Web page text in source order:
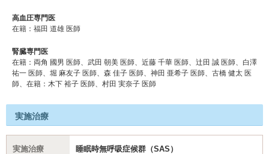
高血圧専門医
在籍：福田 道雄 医師
腎臓専門医
在籍：両角 國男 医師、武田 朝美 医師、近藤 千華 医師、辻田 誠 医師、白澤
祐一 医師、堀 麻友子 医師、森 佳子 医師、神田 亜希子 医師、古橋 健太 医
師、在籍：木下 裕子 医師、村田 実奈子 医師
実施治療
実施治療
睡眠時無呼吸症候群（SAS）